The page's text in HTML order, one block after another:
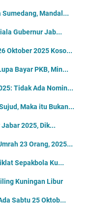
Mandal...
Gubernur Jab...
Oktober 2025 Koso...
Bayar PKB, Min...
Tidak Ada Nomin...
Maka itu Bukan...
2025, Dik...
23 Orang, 2025...
Sepakbola Ku...
Kuningan Libur
Sabtu 25 Oktob...